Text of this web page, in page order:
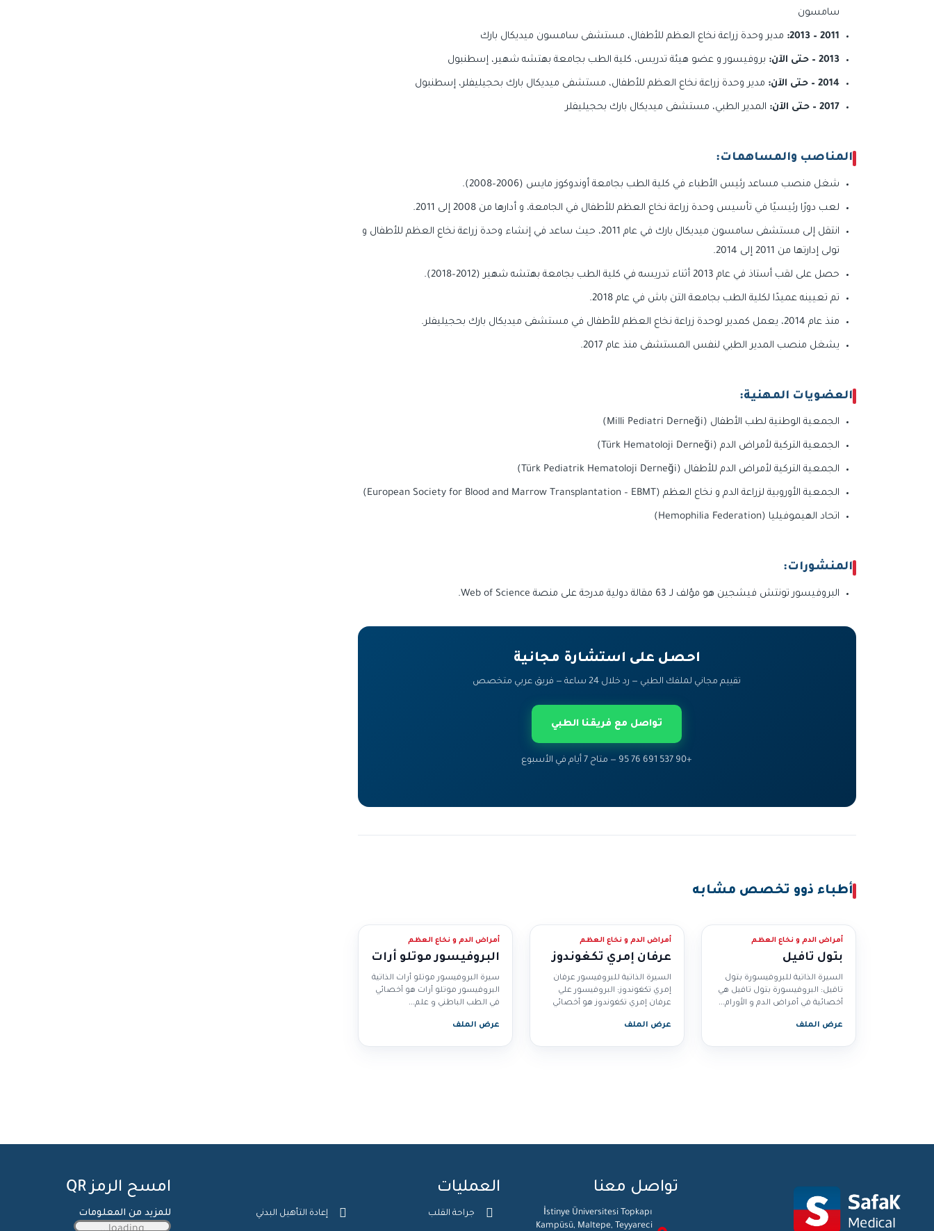
سامسون
2011 – 2013: مدير وحدة زراعة نخاع العظم للأطفال، مستشفى سامسون ميديكال بارك
2013 – حتى الآن: بروفيسور و عضو هيئة تدريس، كلية الطب بجامعة بهتشه شهير، إسطنبول
2014 – حتى الآن: مدير وحدة زراعة نخاع العظم للأطفال، مستشفى ميديكال بارك بحجيليفلر، إسطنبول
2017 – حتى الآن: المدير الطبي، مستشفى ميديكال بارك بحجيليفلر
المناصب والمساهمات:
شغل منصب مساعد رئيس الأطباء في كلية الطب بجامعة أوندوكوز مايس (2006–2008).
لعب دورًا رئيسيًا في تأسيس وحدة زراعة نخاع العظم للأطفال في الجامعة، و أدارها من 2008 إلى 2011.
انتقل إلى مستشفى سامسون ميديكال بارك في عام 2011، حيث ساعد في إنشاء وحدة زراعة نخاع العظم للأطفال و
تولى إدارتها من 2011 إلى 2014.
حصل على لقب أستاذ في عام 2013 أثناء تدريسه في كلية الطب بجامعة بهتشه شهير (2012–2018).
تم تعيينه عميدًا لكلية الطب بجامعة التن باش في عام 2018.
منذ عام 2014، يعمل كمدير لوحدة زراعة نخاع العظم للأطفال في مستشفى ميديكال بارك بحجيليفلر.
يشغل منصب المدير الطبي لنفس المستشفى منذ عام 2017.
العضويات المهنية:
الجمعية الوطنية لطب الأطفال (Milli Pediatri Derneği)
الجمعية التركية لأمراض الدم (Türk Hematoloji Derneği)
الجمعية التركية لأمراض الدم للأطفال (Türk Pediatrik Hematoloji Derneği)
الجمعية الأوروبية لزراعة الدم و نخاع العظم (European Society for Blood and Marrow Transplantation – EBMT)
اتحاد الهيموفيليا (Hemophilia Federation)
المنشورات:
البروفيسور تونتش فيشجين هو مؤلف لـ 63 مقالة دولية مدرجة على منصة Web of Science.
احصل على استشارة مجانية
تقييم مجاني لملفك الطبي — رد خلال 24 ساعة — فريق عربي متخصص
تواصل مع فريقنا الطبي
+90 537 691 76 95 — متاح 7 أيام في الأسبوع
أطباء ذوو تخصص مشابه
أمراض الدم و نخاع العظم
بتول تافيل
السيرة الذاتية للبروفيسورة بتول
تافيل: البروفيسورة بتول تافيل هي
أخصائية في أمراض الدم و الأورام...
عرض الملف
أمراض الدم و نخاع العظم
عرفان إمري تكغوندوز
السيرة الذاتية للبروفيسور عرفان
إمري تكغوندوز: البروفيسور علي
عرفان إمري تكغوندوز هو أخصائي
عرض الملف
أمراض الدم و نخاع العظم
البروفيسور موتلو أرات
سيرة البروفيسور موتلو أرات الذاتية
البروفيسور موتلو أرات هو أخصائي
في الطب الباطني و علم...
عرض الملف
تواصل معنا
İstinye Üniversitesi Topkapı
Kampüsü, Maltepe, Teyyareci
العمليات
جراحة القلب إعادة التأهيل البدني
امسح الرمز QR
للمزيد من المعلومات